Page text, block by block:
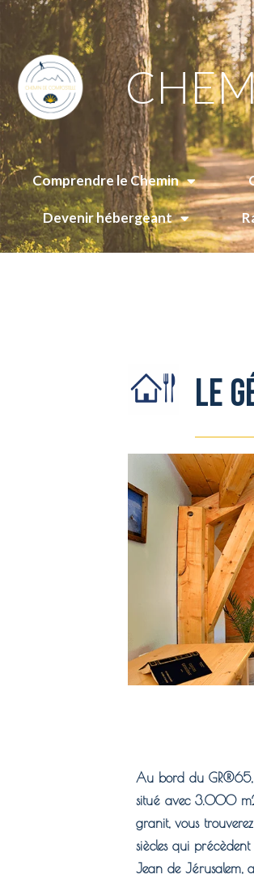
Comprendre le Chemin
Devenir hébergeant
Le
Au bord du GR®65,
situé avec 3.000
granit, vous
siècles qui
Jean de Jérusalem,